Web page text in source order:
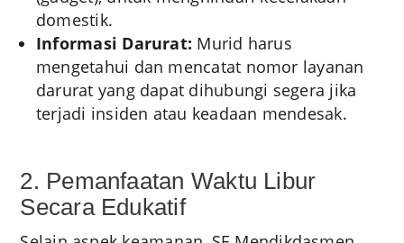
domestik.
Informasi Darurat: Murid harus
mengetahui dan mencatat nomor layanan
darurat yang dapat dihubungi segera jika
terjadi insiden atau keadaan mendesak.
2. Pemanfaatan Waktu Libur
Secara Edukatif